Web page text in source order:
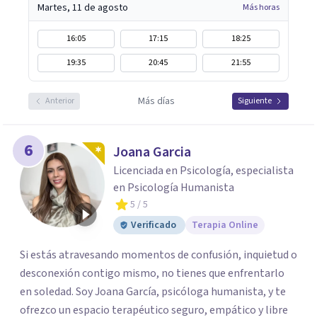
Martes, 11 de agosto Más horas
16:05 17:15
18:25
19:35
20:45 21:55
Anterior Más días Siguiente
6 Joana Garcia
Licenciada en Psicología, especialista
en Psicología Humanista
5 / 5
Verificado
Terapia Online
Si estás atravesando momentos de confusión, inquietud o
desconexión contigo mismo, no tienes que enfrentarlo
en soledad. Soy Joana García, psicóloga humanista, y te
ofrezco un espacio terapéutico seguro, empático y libre